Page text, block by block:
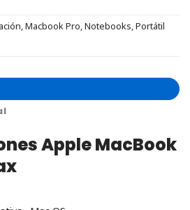
,Macbook Pro,Notebooks,Portátil
Apple MacBook